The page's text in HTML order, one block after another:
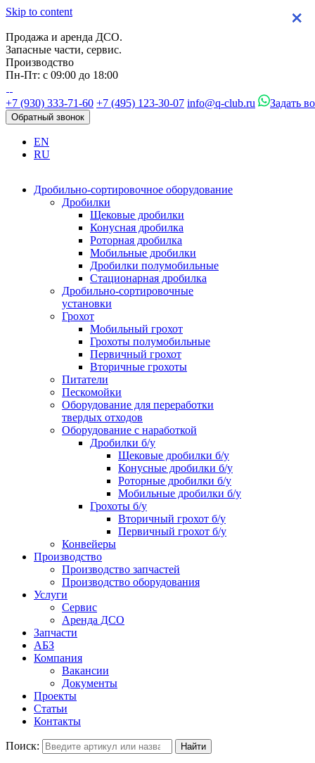
Skip to content
Продажа и аренда ДСО.
Запасные части, сервис.
Производство
Пн-Пт: с 09:00 до 18:00
+7 (930) 333-71-60 +7 (495) 123-30-07 info@q-club.ru Задать
Обратный звонок
EN
RU
Дробильно-сортировочное оборудование
Дробилки
Щековые дробилки
Конусная дробилка
Роторная дробилка
Мобильные дробилки
Дробилки полумобильные
Стационарная дробилка
Дробильно-сортировочные
установки
Грохот
Мобильный грохот
Грохоты полумобильные
Первичный грохот
Вторичные грохоты
Питатели
Пескомойки
Оборудование для переработки
твердых отходов
Оборудование с наработкой
Дробилки б/у
Щековые дробилки б/у
Конусные дробилки б/у
Роторные дробилки б/у
Мобильные дробилки б/у
Грохоты б/у
Вторичный грохот б/у
Первичный грохот б/у
Конвейеры
Производство
Производство запчастей
Производство оборудования
Услуги
Сервис
Аренда ДСО
Запчасти
АБЗ
Компания
Вакансии
Документы
Проекты
Статьи
Контакты
Поиск:
×
×
×
×